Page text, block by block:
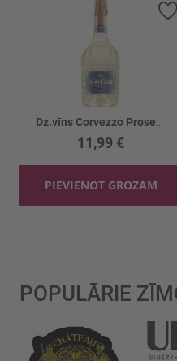
11,99 €
PIEVIENOT GROZAM
POPULĀRIE